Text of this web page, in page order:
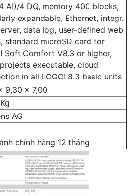
AI)/4 DQ, memory 400 blocks,
expandable, Ethernet, integr.
data log, user-defined web
standard microSD card for
Soft Comfort V8.3 or higher,
executable, cloud
in all LOGO! 8.3 basic units
9,30 x 7,00
AG
chính hãng 12 tháng